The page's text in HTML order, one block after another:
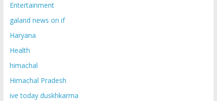
Entertainment
galand news on if
Haryana
Health
himachal
Himachal Pradesh
ive today duskhkarma